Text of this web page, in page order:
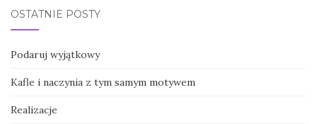
OSTATNIE POSTY
Podaruj wyjątkowy
Kafle i naczynia z tym samym motywem
Realizacje